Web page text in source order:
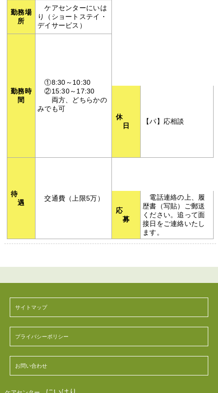
勤務場
所
ケアセンターにいは
り（ショートステイ・
デイサービス）
勤務時
間
①8:30～10:30
②15:30～17:30
両方、どちらかの
みでも可
休
日
【パ】応相談
待
遇
交通費（上限5万）
応
募
電話連絡の上、履
歴書（写貼）ご郵送
ください。追って面
接日をご連絡いたし
ます。
サイトマップ
プライバシーポリシー
お問い合わせ